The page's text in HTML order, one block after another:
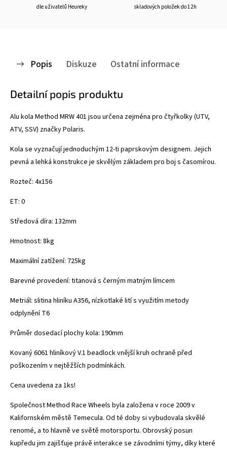
dle uživatelů Heureky skladových položek do 12h
Popis Diskuze Ostatní informace
Detailní popis produktu
Alu kola Method MRW 401 jsou určena zejména pro čtyřkolky (UTV,
ATV, SSV) značky Polaris.
Kola se vyznačujíjednoduchým 12-ti paprskovým designem. Jejich
pevná a lehká konstrukce je skvělým základem pro boj s časomírou.
Rozteč: 4x156
ET: 0
Středová díra: 132mm
Hmotnost: 8kg
Maximální zatížení: 725kg
Barevné provedení: titanová s černým matným límcem
Metriál: slitina hliníku A356, nízkotlaké lití s využitím metody
odplynění T6
Průměr dosedací plochy kola: 190mm
Kovaný 6061 hliníkovýV.1 beadlock vnější kruh ochraně před
poškozením v nejtěžších podmínkách.
Cena uvedena za 1ks!
Společnost Method Race Wheels byla založena v roce 2009 v
Kalifornském městě Temecula. Od té doby si vybudovala skvělé
renomé, a to hlavně ve světě motorsportu. Obrovský posun
kupředu jim zajišťuje právě interakce se závodními týmy, díky které